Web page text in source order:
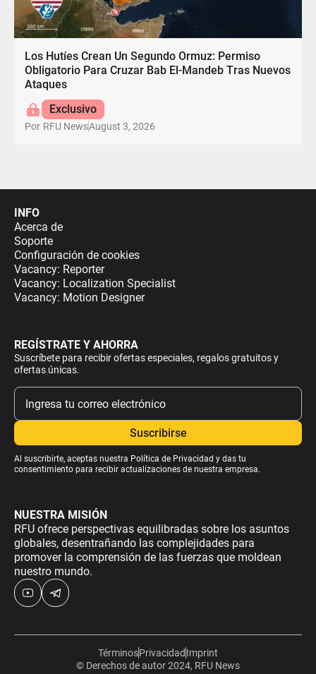
Los Hutíes Crean Un Segundo Ormuz: Permiso
Obligatorio Para Cruzar Bab El-Mandeb Tras Nuevos
Ataques
Exclusivo
Por RFU NewsAugust 3, 2026
INFO
Acerca de
Soporte
Configuración de cookies
Vacancy: Reporter
Vacancy: Localization Specialist
Vacancy: Motion Designer
REGÍSTRATE Y AHORRA
Suscríbete para recibir ofertas especiales, regalos gratuitos y
ofertas únicas.
Al suscribirte, aceptas nuestra Política de Privacidad y das tu
consentimiento para recibir actualizaciones de nuestra empresa.
NUESTRA MISIÓN
RFU ofrece perspectivas equilibradas sobre los asuntos
globales, desentrañando las complejidades para
promover la comprensión de las fuerzas que moldean
nuestro mundo.
© Derechos de autor 2024, RFU News
TérminosPrivacidad Imprint